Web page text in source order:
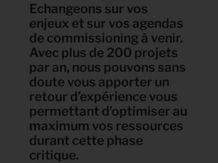
Echangeons sur vos
enjeux et sur vos agendas
de commissioning à venir.
Avec plus de 200 projets
par an, nous pouvons sans
doute vous apporter un
retour d’expérience vous
permettant d’optimiser au
maximum vos ressources
durant cette phase
critique.